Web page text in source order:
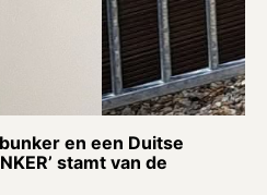
en een Duitse
stamt van de